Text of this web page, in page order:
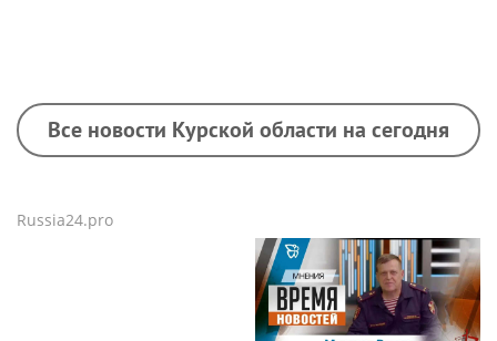
Все новости Курской области на сегодня
Russia24.pro